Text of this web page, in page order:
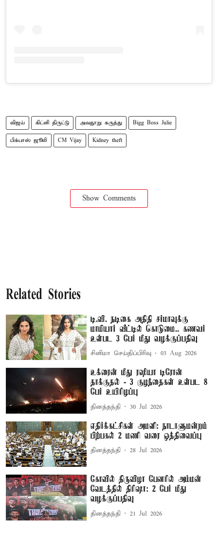
விஜய் கிட்னி திருட்டு அவதூறு கருத்து Bigg Boss Julie
பிக்பாஸ் ஜூலி CM Vijay Kidney theft
Show Comments
Related Stories
டி.வி. நடிகை அதிதி சர்மாவுக்கு
மாமியார் வீட்டில் கொடுமை.. கணவர்
உள்பட 3 பேர் மீது வழக்குப்பதிவு
சினிமா செய்திப்பிரிவு 03 Aug 2026
உக்ரைன் மீது ரஷியா டிரோன்
தாக்குதல் - 3 குழந்தைகள் உள்பட 8
பேர் உயிரிழப்பு
தினத்தந்தி 30 Jul 2026
எதிர்க்கட்சிகள் அமளி: நாடாளுமன்றம்
பிற்பகல் 2 மணி வரை ஒத்திவைப்பு
தினத்தந்தி 28 Jul 2026
கோவில் திருவிழா பேனரில் அம்மன்
வேடத்தில் திரிஷா: 2 பேர் மீது
வழக்குப்பதிவு
தினத்தந்தி 21 Jul 2026